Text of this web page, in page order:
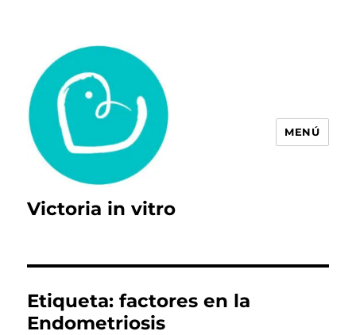
Victoria in vitro
MENÚ
Etiqueta:factores en la
Endometriosis